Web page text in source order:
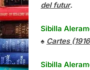
del futur.
Sibilla
♠ Cartes
Sibilla